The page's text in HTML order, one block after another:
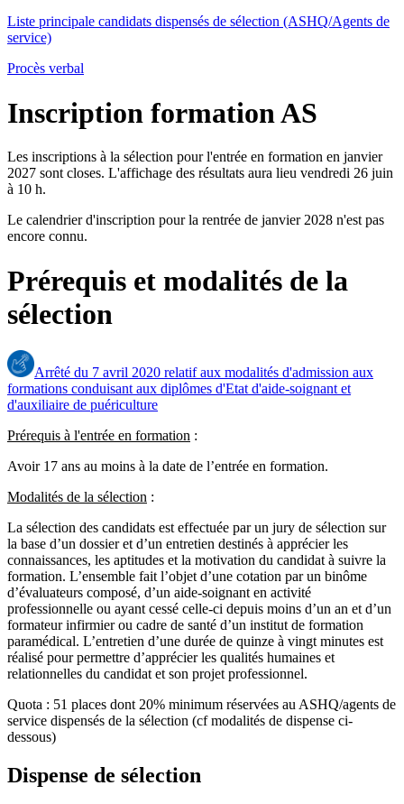
Liste principale candidats dispensés de sélection (ASHQ/Agents de
service)
Procès verbal
Inscription formation AS
Les inscriptions à la sélection pour l'entrée en formation en janvier
2027 sont closes. L'affichage des résultats aura lieu vendredi 26 juin
à 10 h.
Le calendrier d'inscription pour la rentrée de janvier 2028 n'est pas
encore connu.
Prérequis et modalités de la
sélection
Arrêté du 7 avril 2020 relatif aux modalités d'admission aux
formations conduisant aux diplômes d'Etat d'aide-soignant et
d'auxiliaire de puériculture
Prérequis à l'entrée en formation :
Avoir 17 ans au moins à la date de l’entrée en formation.
Modalités de la sélection :
La sélection des candidats est effectuée par un jury de sélection sur
la base d’un dossier et d’un entretien destinés à apprécier les
connaissances, les aptitudes et la motivation du candidat à suivre la
formation. L’ensemble fait l’objet d’une cotation par un binôme
d’évaluateurs composé, d’un aide-soignant en activité
professionnelle ou ayant cessé celle-ci depuis moins d’un an et d’un
formateur infirmier ou cadre de santé d’un institut de formation
paramédical. L’entretien d’une durée de quinze à vingt minutes est
réalisé pour permettre d’apprécier les qualités humaines et
relationnelles du candidat et son projet professionnel.
Quota : 51 places dont 20% minimum réservées au ASHQ/agents de
service dispensés de la sélection (cf modalités de dispense ci-
dessous)
Dispense de sélection